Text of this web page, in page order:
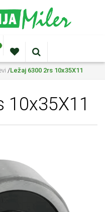
/Ležaj 6300 2rs 10x35X11
10x35X11